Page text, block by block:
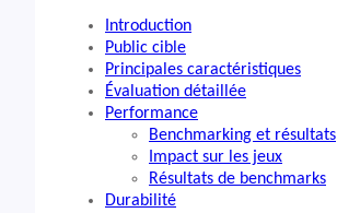
Introduction
Public cible
Principales caractéristiques
Évaluation détaillée
Performance
Benchmarking et résultats
Impact sur les jeux
Résultats de benchmarks
Durabilité